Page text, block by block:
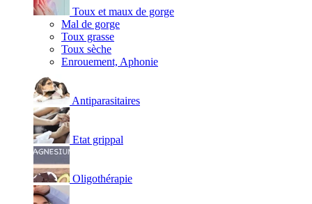
Toux et maux de gorge
Mal de gorge
Toux grasse
Toux sèche
Enrouement, Aphonie
Antiparasitaires
Etat grippal
Oligothérapie